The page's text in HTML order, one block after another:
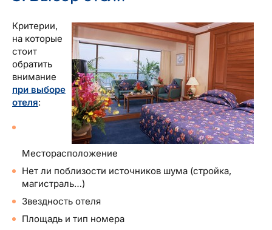
Критерии,
на которые
стоит
обратить
внимание
при выборе
отеля:
Месторасположение
Нет ли поблизости источников шума (стройка,
магистраль…)
Звездность отеля
Площадь и тип номера